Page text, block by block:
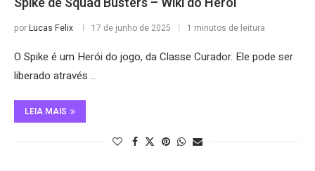
porLucas Felix 17 de junho de 2025 1 minutos de leitura
O Spike é um Herói do jogo, da Classe Curador. Ele pode ser
liberado através …
LEIA MAIS